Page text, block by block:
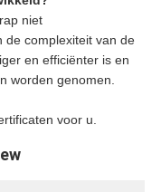
niet
de complexiteit van de
en efficiënter is en
worden genomen.
voor u.